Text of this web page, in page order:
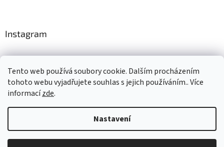
Tento web používá soubory cookie. Dalším procházením
tohoto webu vyjadřujete souhlas s jejich používáním.. Více
informacízde.
Nastavení
Instagram
Levne4you.cz CARDAMON Online Magazín
Vytvořil Shoptet